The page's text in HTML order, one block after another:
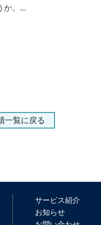
か。...
覧に戻る
サービス紹介
お知らせ